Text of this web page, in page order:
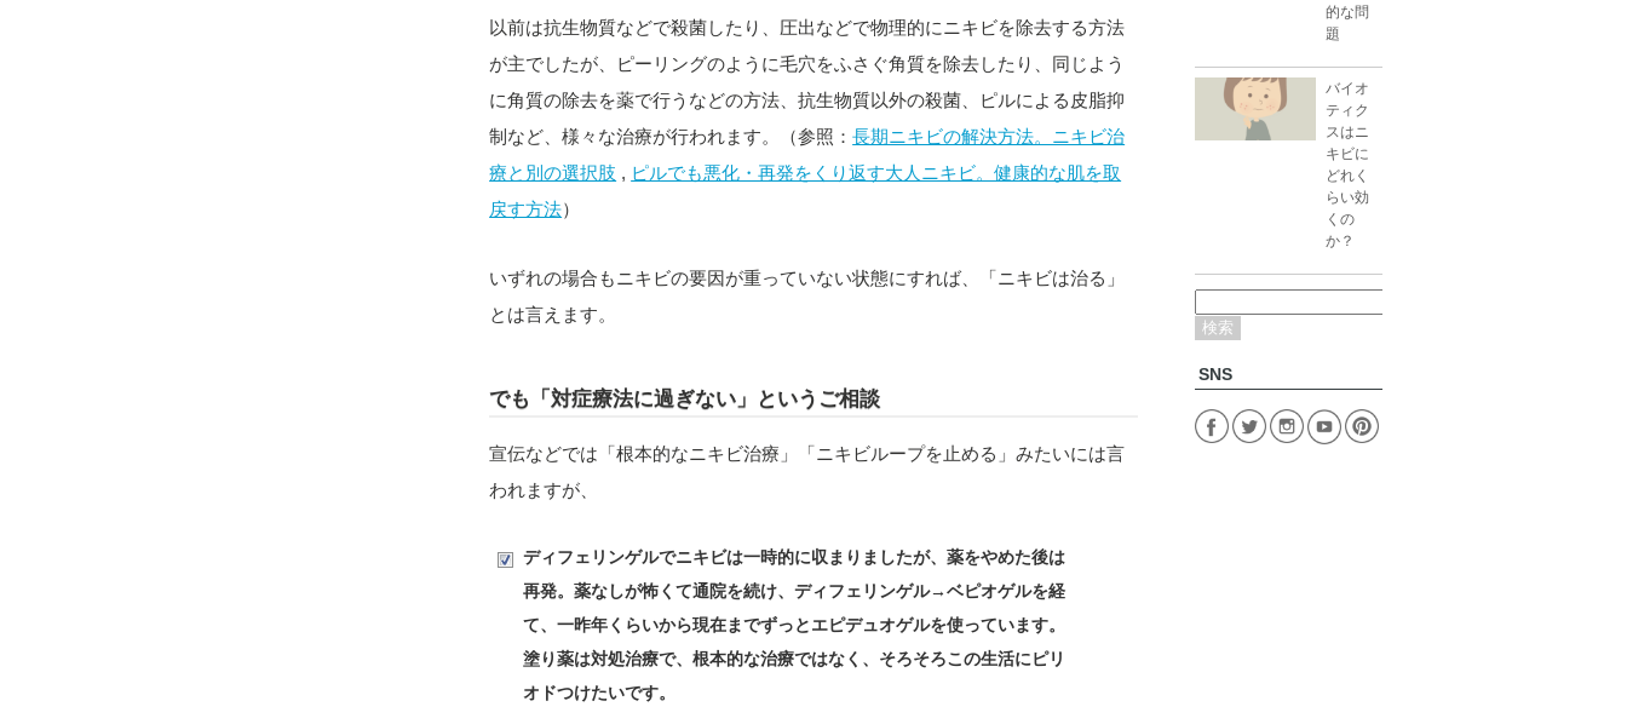
以前は抗生物質などで殺菌したり、圧出などで物理的にニキビを除去する方法
が主でしたが、ピーリングのように毛穴をふさぐ角質を除去したり、同じよう
に角質の除去を薬で行うなどの方法、抗生物質以外の殺菌、ピルによる皮脂抑
制など、様々な治療が行われます。（参照：長期ニキビの解決方法。ニキビ治
療と別の選択肢 , ピルでも悪化・再発をくり返す大人ニキビ。健康的な肌を取
戻す方法）
いずれの場合もニキビの要因が重っていない状態にすれば、「ニキビは治る」
とは言えます。
でも「対症療法に過ぎない」というご相談
宣伝などでは「根本的なニキビ治療」「ニキビループを止める」みたいには言
われますが、
ディフェリンゲルでニキビは一時的に収まりましたが、薬をやめた後は
再発。薬なしが怖くて通院を続け、ディフェリンゲル→ベピオゲルを経
て、一昨年くらいから現在までずっとエピデュオゲルを使っています。
塗り薬は対処治療で、根本的な治療ではなく、そろそろこの生活にピリ
オドつけたいです。
的な問
題
バイオ
ティク
スはニ
キビに
どれく
らい効
くの
か？
索:
SNS